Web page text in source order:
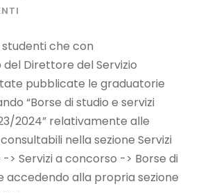
che con
Direttore del Servizio
pubblicate le graduatorie
“Borse di studio e servizi
2024” relativamente alle
nella sezione Servizi
> Servizi a concorso -> Borse di
accedendo alla propria sezione